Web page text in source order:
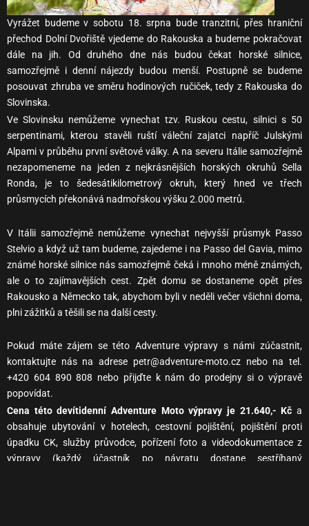
Vyrážet budeme v sobotu 18. srpna bude tranzitní, přes hraniční
přechod Dolní Dvořiště vjedeme do Rakouska a budeme pokračovat
dále na jih. Od druhého dne nás budou čekat horské silnice,
samozřejmě i denní nájezdy budou menší. Postupně se budeme
posouvat zhruba ve směru hodinových ručiček, tedy z Rakouska do
Slovinska.
Ve Slovinsku nemůžeme vynechat tzv. Ruskou cestu, silnici s 50
serpentinami, kterou stavěli ruští váleční zajatci napříč Julskými
Alpami v průběhu první světové války. A na severu Itálie samozřejmě
nezapomeneme na jeden z nejkrásnějších horských okruhů Sella
Ronda, je to šedesátikilometrový okruh, který hned ve třech
průsmycích překonává nadmořskou výšku 2.000 metrů.
V Itálii samozřejmě nemůžeme vynechat nejvyšší průsmyk Passo
Stelvio a když už tam budeme, zajedeme i na Passo del Gavia, mimo
známé horské silnice nás samozřejmě čeká i mnoho méně známých,
ale o to zajímavějších cest. Zpět domu se dostaneme opět přes
Rakousko a Německo tak, abychom byli v neděli večer všichni doma,
plni zážitků a těšili se na další cesty.
Pokud máte zájem se této Adventure výpravy s námi zúčastnit,
kontaktujte nás na adrese petr@adventure-moto.cz nebo na tel.
+420 604 890 808 nebo přijďte k nám do prodejny si o výpravě
popovídat.
Cena této devítidenní Adventure Moto výpravy je 21.640,- Kč a
obsahuje ubytování v hotelech, cestovní pojištění, pojištění proti
úpadku CK, služby průvodce, pořízení foto a videodokumentace z
výpravy (každý účastník po návratu dostane sestříhaný